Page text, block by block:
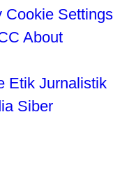
Cookie Settings
About
Etik Jurnalistik
Siber